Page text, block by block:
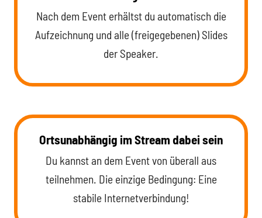
Nach dem Event erhältst du automatisch die
Aufzeichnung und alle (freigegebenen) Slides
der Speaker.
Ortsunabhängig im Stream dabei sein
Du kannst an dem Event von überall aus
teilnehmen. Die einzige Bedingung: Eine
stabile Internetverbindung!